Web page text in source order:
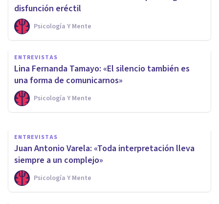
disfunción eréctil
Psicología Y Mente
ENTREVISTAS
Lina Fernanda Tamayo: «El silencio también es
una forma de comunicarnos»
Psicología Y Mente
ENTREVISTAS
Raquel Nava: «Decir que sí
cuando queremos decir que
no, tiene un coste»
Psicología Y Mente
ENTREVISTAS
Juan Antonio Varela: «Toda interpretación lleva
siempre a un complejo»
Psicología Y Mente